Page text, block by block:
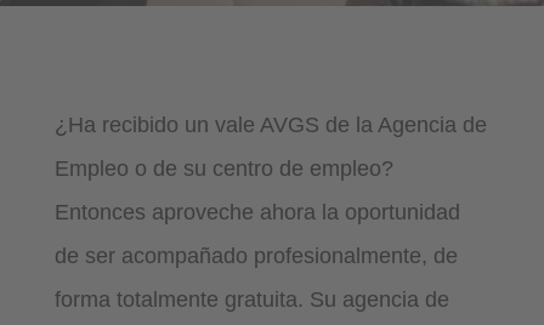
¿Ha recibido un vale AVGS de la Agencia de
Empleo o de su centro de empleo?
Entonces aproveche ahora la oportunidad
de ser acompañado profesionalmente, de
forma totalmente gratuita. Su agencia de